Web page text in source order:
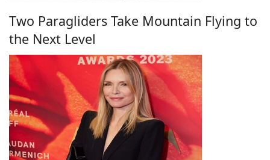
Two Paragliders Take Mountain Flying to
the Next Level